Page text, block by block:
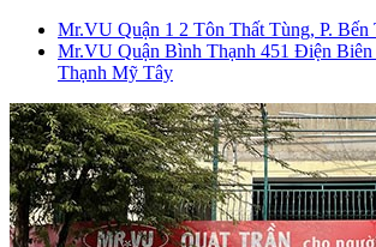
Mr.VU Quận 1 2 Tôn Thất Tùng, P. Bến
Mr.VU Quận Bình Thạnh 451 Điện Biên
Thạnh Mỹ Tây